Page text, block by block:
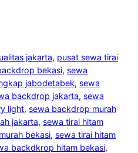
jakarta, pusat sewa tirai
bekasi, sewa
jabodetabek, sewa
backdrop jakarta, sewa
light, sewa backdrop murah
jakarta, sewa tirai hitam
bekasi, sewa tirai hitam
backdkrop hitam bekasi